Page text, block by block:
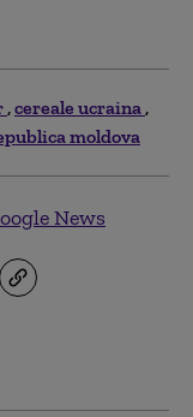
cereale ucraina
moldova
News